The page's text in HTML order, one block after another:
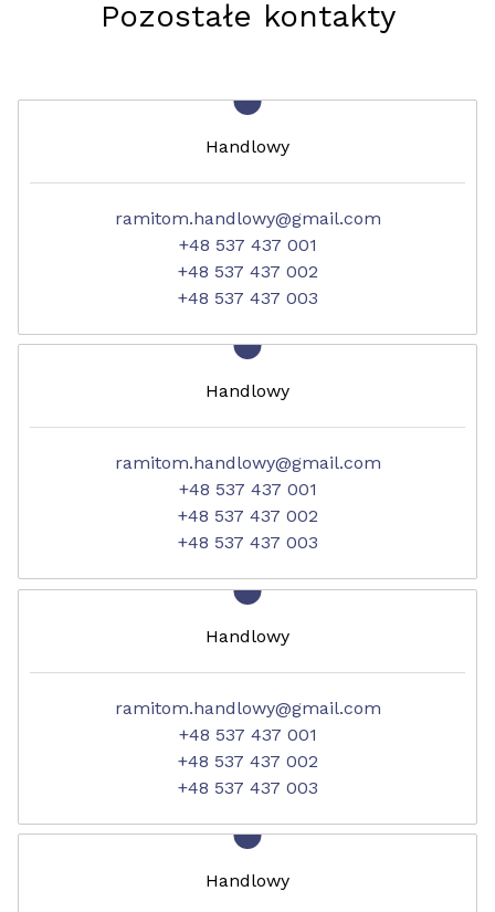
Pozostałe kontakty
Handlowy
ramitom.handlowy@gmail.com
+48 537 437 001
+48 537 437 002
+48 537 437 003
Handlowy
ramitom.handlowy@gmail.com
+48 537 437 001
+48 537 437 002
+48 537 437 003
Handlowy
ramitom.handlowy@gmail.com
+48 537 437 001
+48 537 437 002
+48 537 437 003
Handlowy